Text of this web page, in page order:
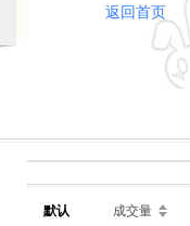
返回首页
默认 成交量